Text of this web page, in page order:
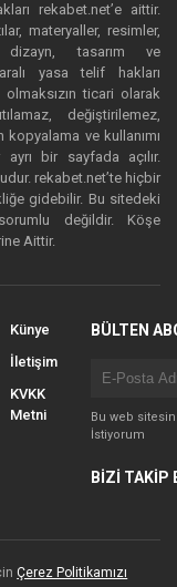
rekabet.net’e aittir.
materyaller, resimler,
dizayn, tasarım ve
yasa telif hakları
olmaksızın ticari olarak
değiştirilemez,
ve kullanımı
ayrı bir sayfada açılır.
rekabet.net’te hiçbir
gidebilir. Bu sitedeki
değildir. Köşe
Aittir.
Künye
İletişim
KVKK
Metni
BÜLTEN
Bu web
İstiyorum
BİZİ TAKİP
Çerez Politikamızı